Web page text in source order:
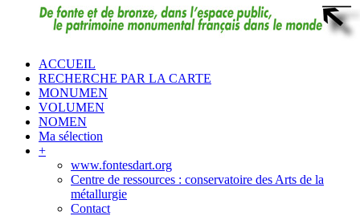
ACCUEIL
RECHERCHE PAR LA CARTE
MONUMEN
VOLUMEN
NOMEN
Ma sélection
+
www.fontesdart.org
Centre de ressources : conservatoire des Arts de la
métallurgie
Contact